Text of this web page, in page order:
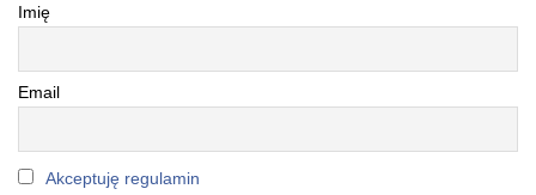
Imię
Email
Akceptuję regulamin